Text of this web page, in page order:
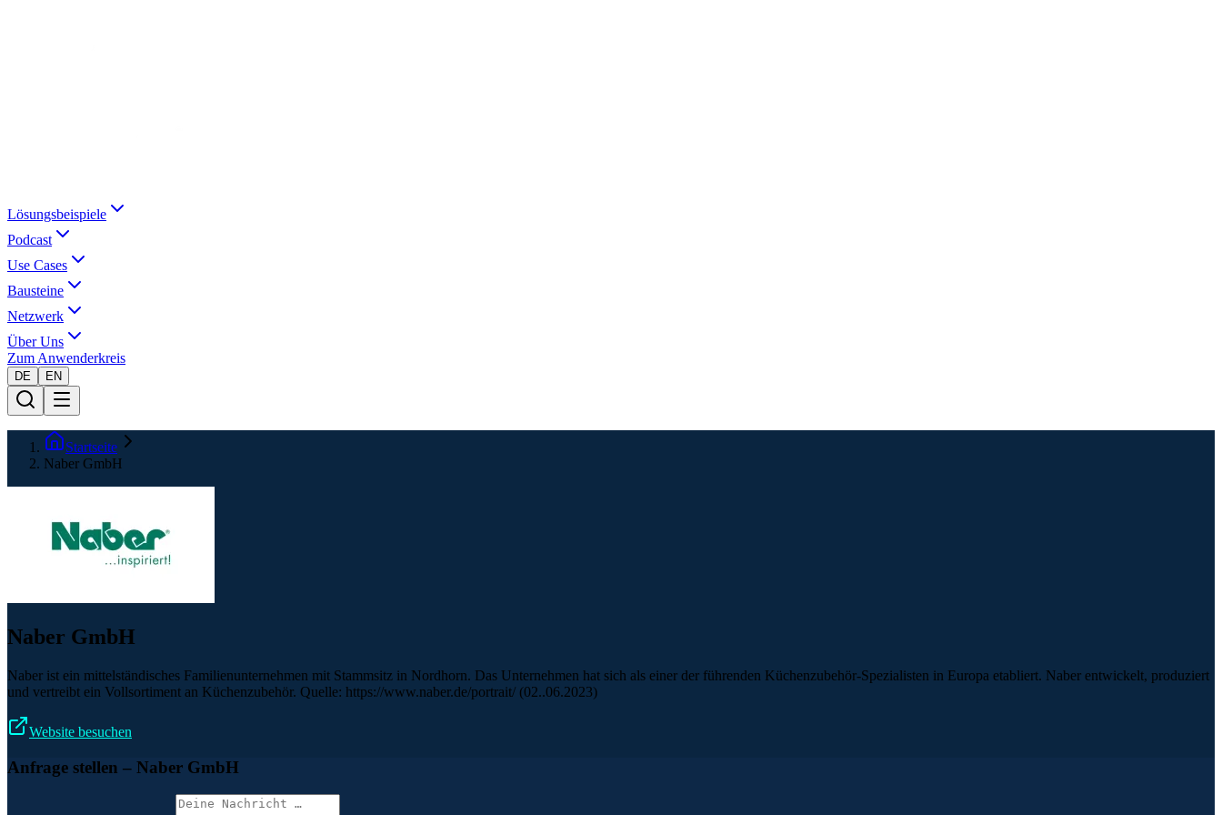
Lösungsbeispiele
Podcast
Use Cases
Bausteine
Netzwerk
Über Uns
Zum Anwenderkreis
DE EN
Startseite
Naber GmbH
Naber GmbH
Naber ist ein mittelständisches Familienunternehmen mit Stammsitz in Nordhorn. Das Unternehmen hat sich als einer der führenden Küchenzubehör-Spezialisten in Europa etabliert. Naber entwickelt, produziert
und vertreibt ein Vollsortiment an Küchenzubehör. Quelle: https://www.naber.de/portrait/ (02..06.2023)
Website besuchen
Anfrage stellen – Naber GmbH